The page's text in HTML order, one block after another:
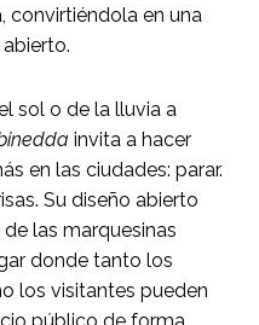
convirtiéndola en una
sol o de la lluvia a
invita a hacer
en las ciudades: parar.
Su diseño abierto
las marquesinas
donde tanto los
los visitantes pueden